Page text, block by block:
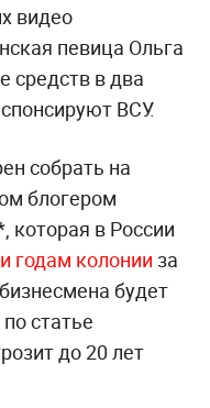
видео
певица Ольга
средств в два
ВСУ.
собрать на
блогером
которая в России
годам колонии за
будет
статье
до 20 лет